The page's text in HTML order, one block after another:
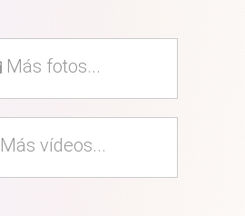
Más fotos...
Más vídeos...